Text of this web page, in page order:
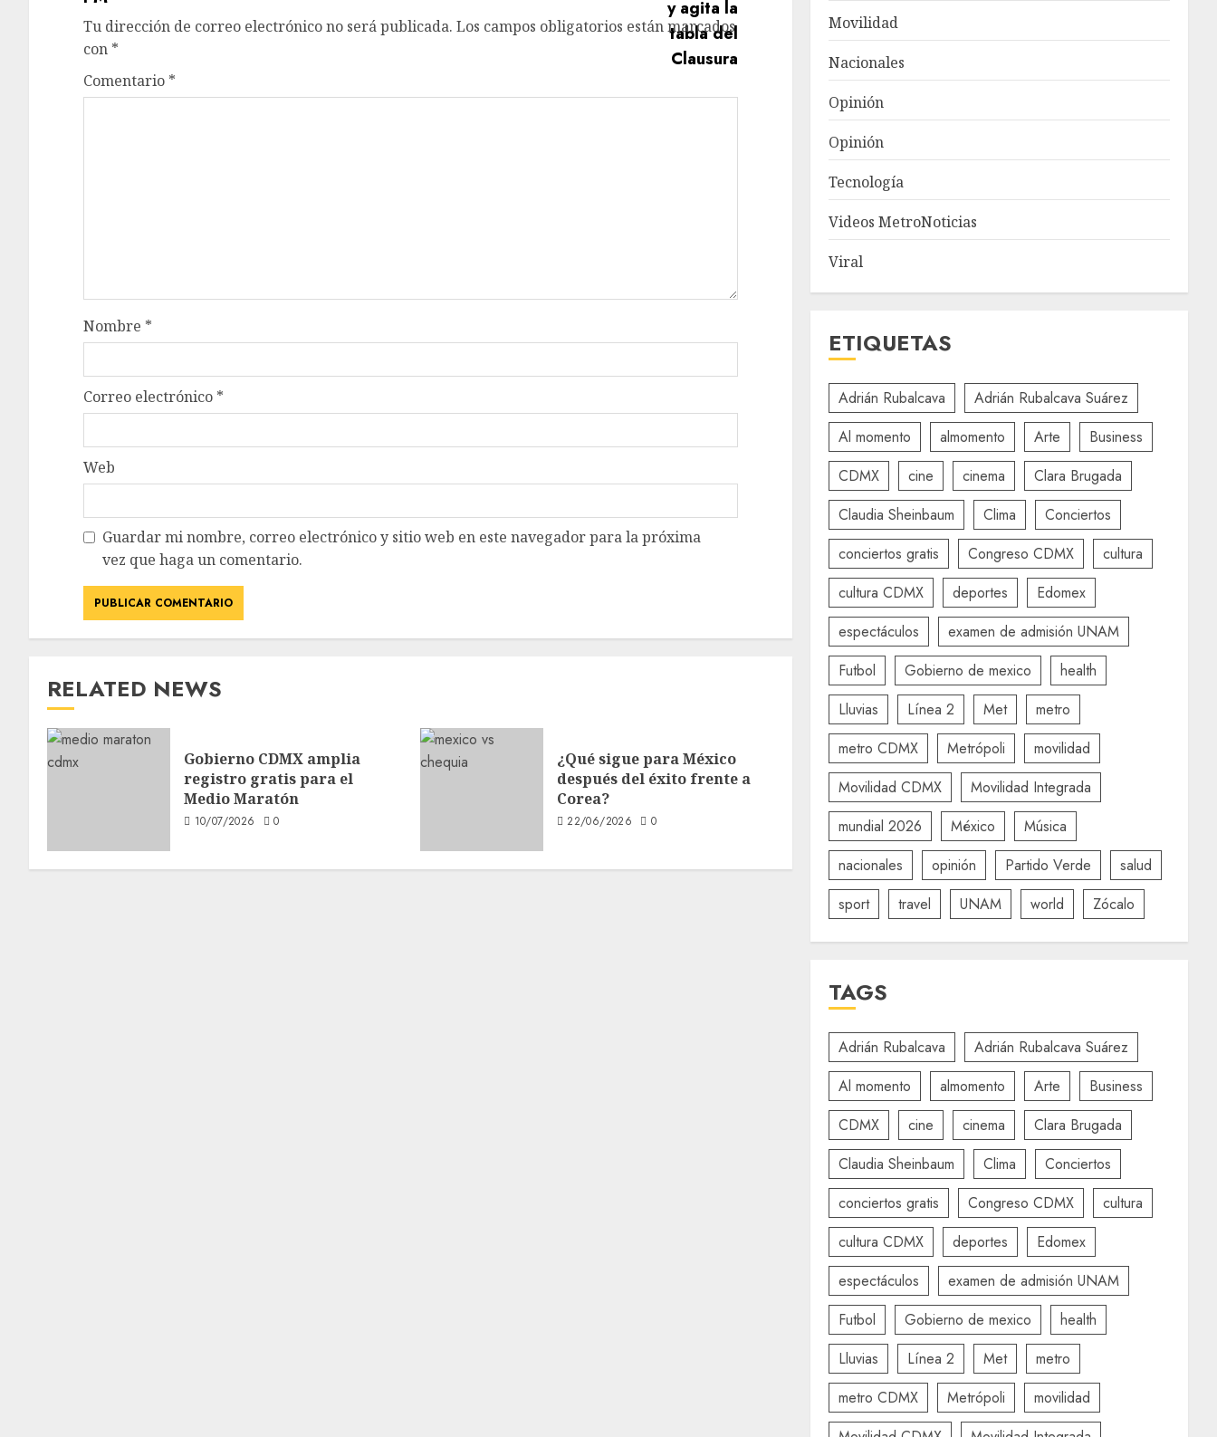
Tu dirección de correo electrónico no será publicada. Los campos obligatorios están marcados
con *
Comentario *
Nombre *
Correo electrónico *
Web
Guardar mi nombre, correo electrónico y sitio web en este navegador para la próxima
vez que haga un comentario.
RELATED NEWS
Gobierno CDMX amplia
registro gratis para el
Medio Maratón
10/07/2026 0
¿Qué sigue para México
después del éxito frente a
Corea?
22/06/2026 0
Movilidad
Nacionales
Opinión
Opinión
Tecnología
Videos MetroNoticias
Viral
ETIQUETAS
Adrián Rubalcava
Adrián Rubalcava Suárez
Al momento
almomento Arte
Business
CDMX
cine cinema
Clara Brugada
Claudia Sheinbaum
Clima
Conciertos
conciertos gratis
Congreso CDMX
cultura
cultura CDMX
deportes
Edomex
espectáculos
examen de admisión UNAM
Futbol
Gobierno de mexico
health
Lluvias
Línea 2 Met
metro
metro CDMX
Metrópoli
movilidad
Movilidad CDMX
Movilidad Integrada
mundial 2026
México
Música
nacionales
opinión Partido Verde
salud
sport
travel UNAM world Zócalo
TAGS
Adrián Rubalcava
Adrián Rubalcava Suárez
Al momento
almomento Arte
Business
CDMX
cine cinema
Clara Brugada
Claudia Sheinbaum
Clima
Conciertos
conciertos gratis
Congreso CDMX
cultura
cultura CDMX
deportes
Edomex
espectáculos
examen de admisión UNAM
Futbol
Gobierno de mexico
health
Lluvias
Línea 2 Met
metro
metro CDMX
Metrópoli
movilidad